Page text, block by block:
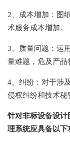
2、成本增加：图
术服务成本增加。
3、质量问题：运
量难题，危及产品
4、纠纷：对于涉
侵权纠纷和技术秘
针对非标设备设计
理系统应具备以下